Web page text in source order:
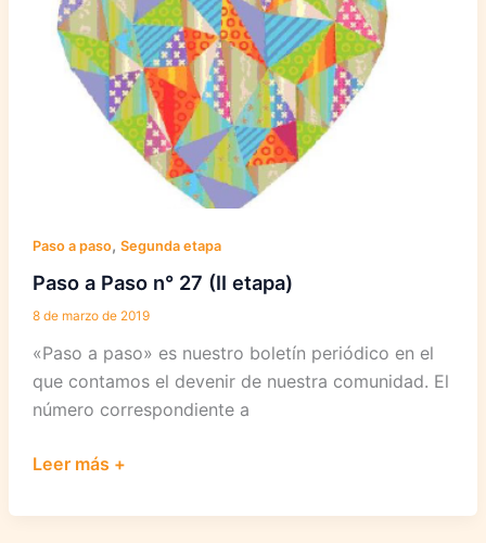
etapa)
Paso a paso, Segunda etapa
Paso a Paso n° 27 (II etapa)
8 de marzo de 2019
«Paso a paso» es nuestro boletín periódico en el
que contamos el devenir de nuestra comunidad. El
número correspondiente a
Paso
Paso
Leer más +